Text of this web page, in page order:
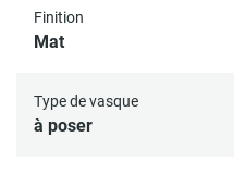
Finition
Mat
Type de vasque
à poser